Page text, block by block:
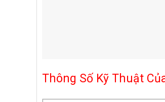
Thông Số Kỹ Thuật